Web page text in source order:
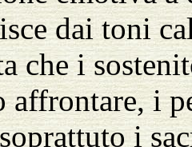
dai toni
che i
affrontare, i
i